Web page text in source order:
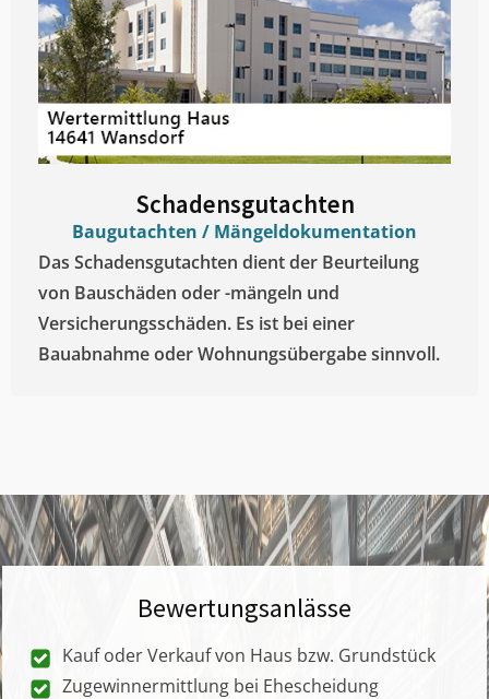
Schadensgutachten
Baugutachten / Mängeldokumentation
Das Schadensgutachten dient der Beurteilung
von Bauschäden oder -mängeln und
Versicherungsschäden. Es ist bei einer
Bauabnahme oder Wohnungsübergabe sinnvoll.
Bewertungsanlässe
Kauf oder Verkauf von Haus bzw. Grundstück
Zugewinnermittlung bei Ehescheidung